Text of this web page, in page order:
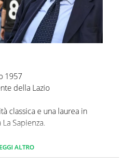
1957
della Lazio
classica e una laurea in
Sapienza.
ALTRO